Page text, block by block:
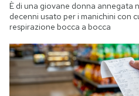
È di una giovane donna annegata
decenni usato per i manichini con
respirazione bocca a bocca